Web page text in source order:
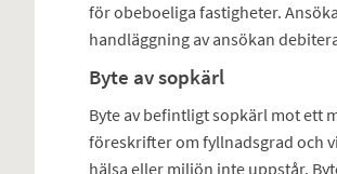
för obeboeliga fastigheter.
handläggning av ansökan
Byte av sopkärl
Byte av befintligt sopkärl mot ett
föreskrifter om fyllnadsgrad och
hälsa eller miljön inte uppstår.